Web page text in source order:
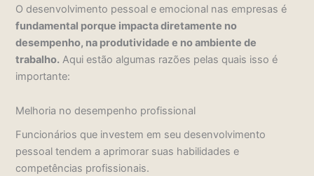
O desenvolvimento pessoal e emocional nas empresas é
fundamental porque impacta diretamente no
desempenho, na produtividade e no ambiente de
trabalho. Aqui estão algumas razões pelas quais isso é
importante:
Melhoria no desempenho profissional
Funcionários que investem em seu desenvolvimento
pessoal tendem a aprimorar suas habilidades e
competências profissionais.